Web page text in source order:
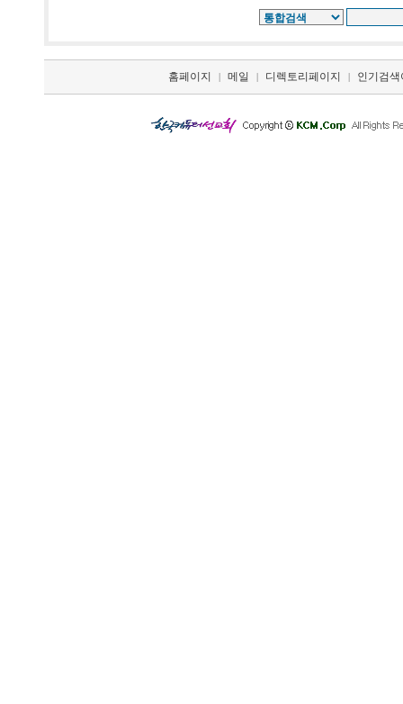
홈페이지 | 메일 | 디렉토리페이지 | 인기검색